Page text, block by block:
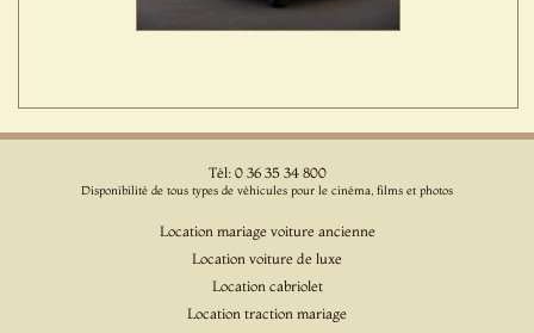
Tél: 0 36 35 34 800
Disponibilité de tous types de véhicules pour le cinéma, films et photos
Location mariage voiture ancienne
Location voiture de luxe
Location cabriolet
Location traction mariage